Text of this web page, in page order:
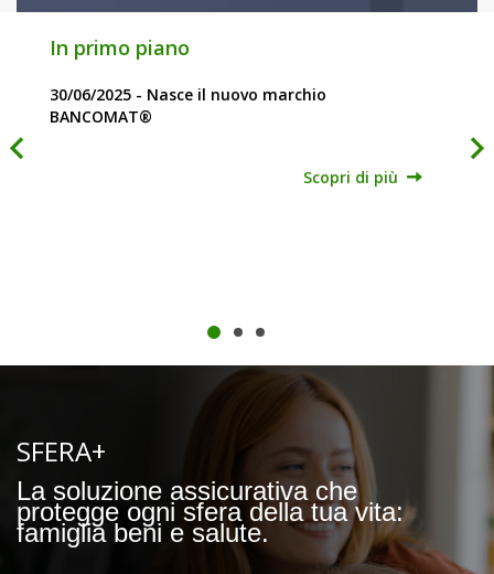
In primo piano
30/06/2025 - Nasce il nuovo marchio
BANCOMAT®
Scopri di più
SFERA+
La soluzione assicurativa che
protegge ogni sfera della tua vita:
famiglia beni e salute.